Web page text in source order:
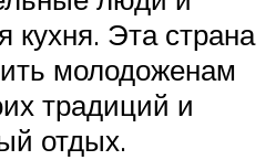
кухня. Эта страна
молодоженам
традиций и
отдых.